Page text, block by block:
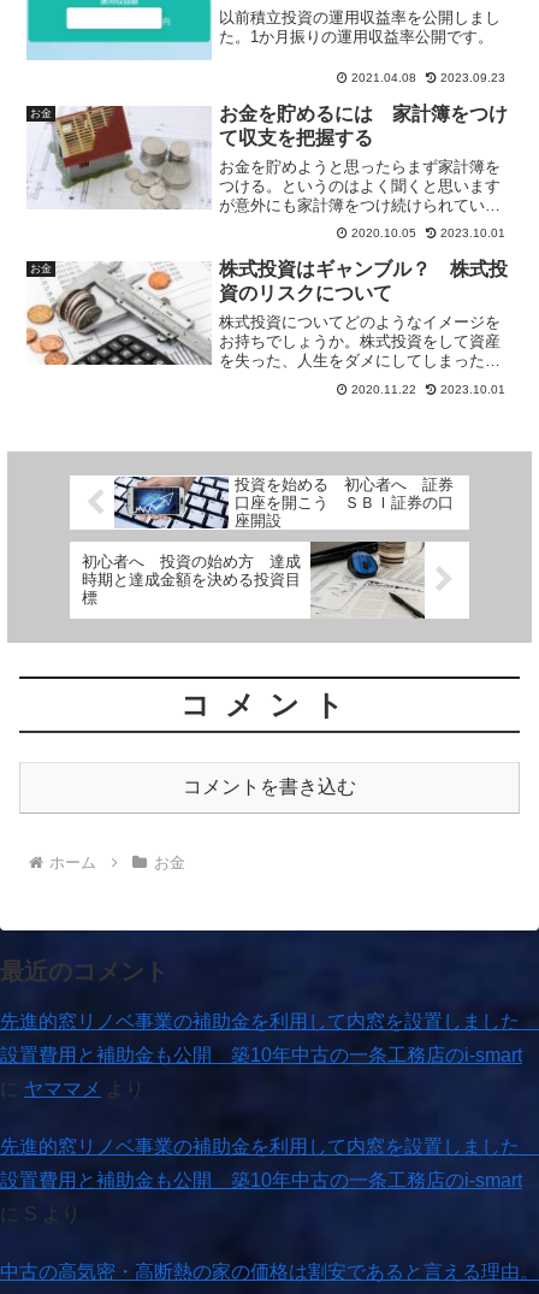
以前積立投資の運用収益率を公開しまし
た。1か月振りの運用収益率公開です。
2021.04.08 2023.09.23
お金
お金を貯めるには 家計簿をつけ
て収支を把握する
お金を貯めようと思ったらまず家計簿を
つける。というのはよく聞くと思います
が意外にも家計簿をつけ続けられている
人は多くは無いようです。最初のうちは
つけていてもすぐにつけることを挫折し
てしまい、つけるのをやめてしまいま
す。ではつけ続けるにはどのようなこと
を気を付ければ良いのでしょう。
2020.10.05 2023.10.01
お金
株式投資はギャンブル？ 株式投
資のリスクについて
株式投資についてどのようなイメージを
お持ちでしょうか。株式投資をして資産
を失った、人生をダメにしてしまった、
ギャンブルだ。などネガティブなイメー
ジを持っている人が多いかもしれませ
リスクの非常に小さい投資であると言え
ます。具体的な資料を元に説明していま
す。
2020.11.22 2023.10.01
投資を始める 初心者へ 証券
口座を開こう ＳＢＩ証券の口
座開設
初心者へ 投資の始め方 達成
時期と達成金額を決める投資目
標
コメント
コメントを書き込む
ホーム お金
最近のコメント
先進的窓リノベ事業の補助金を利用して内窓を設置しました
設置費用と補助金も公開 築10年中古の一条工務店のi-smart
に ヤママメ より
先進的窓リノベ事業の補助金を利用して内窓を設置しました
設置費用と補助金も公開 築10年中古の一条工務店のi-smart
に S より
中古の高気密・高断熱の家の価格は割安であると言える理由。